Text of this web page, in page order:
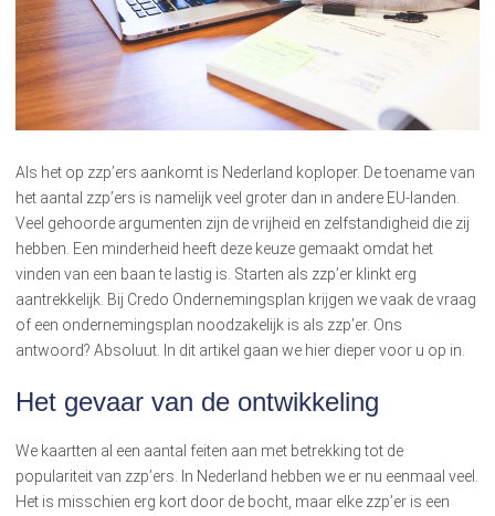
Als het op zzp’ers aankomt is Nederland koploper. De toename van
het aantal zzp’ers is namelijk veel groter dan in andere EU-landen.
Veel gehoorde argumenten zijn de vrijheid en zelfstandigheid die zij
hebben. Een minderheid heeft deze keuze gemaakt omdat het
vinden van een baan te lastig is. Starten als zzp’er klinkt erg
aantrekkelijk. Bij Credo Ondernemingsplan krijgen we vaak de vraag
of een ondernemingsplan noodzakelijk is als zzp’er. Ons
antwoord? Absoluut. In dit artikel gaan we hier dieper voor u op in.
Het gevaar van de ontwikkeling
We kaartten al een aantal feiten aan met betrekking tot de
populariteit van zzp’ers. In Nederland hebben we er nu eenmaal veel.
Het is misschien erg kort door de bocht, maar elke zzp’er is een